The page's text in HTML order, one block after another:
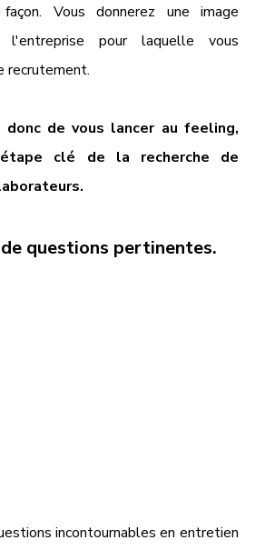
Vous donnerez une image
l'entreprise pour laquelle vous
recrutement.
donc de vous lancer au feeling,
clé de la recherche de
questions pertinentes.
incontournables en entretien